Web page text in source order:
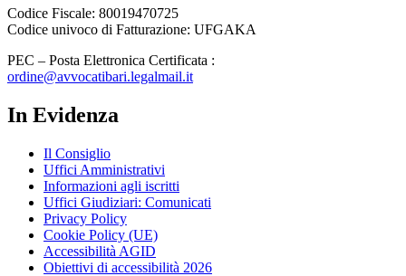
Codice Fiscale: 80019470725
Codice univoco di Fatturazione: UFGAKA
PEC – Posta Elettronica Certificata :
ordine@avvocatibari.legalmail.it
In Evidenza
Il Consiglio
Uffici Amministrativi
Informazioni agli iscritti
Uffici Giudiziari: Comunicati
Privacy Policy
Cookie Policy (UE)
Accessibilità AGID
Obiettivi di accessibilità 2026